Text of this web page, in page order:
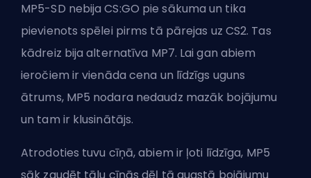
MP5-SD nebija CS:GO pie sākuma un tika
pievienots spēlei pirms tā pārejas uz CS2. Tas
kādreiz bija alternatīva MP7. Lai gan abiem
ieročiem ir vienāda cena un līdzīgs uguns
ātrums, MP5 nodara nedaudz mazāk bojājumu
un tam ir klusinātājs.
Atrodoties tuvu cīņā, abiem ir ļoti līdzīga, MP5